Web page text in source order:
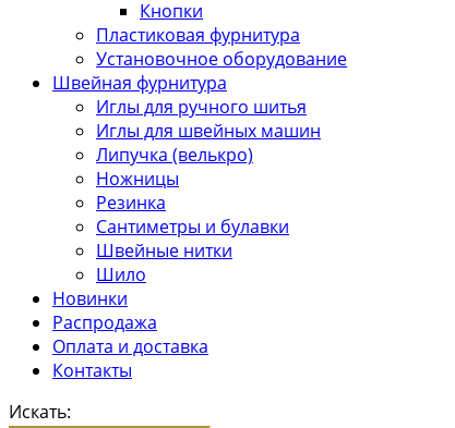
Кнопки
Пластиковая фурнитура
Установочное оборудование
Швейная фурнитура
Иглы для ручного шитья
Иглы для швейных машин
Липучка (велькро)
Ножницы
Резинка
Сантиметры и булавки
Швейные нитки
Шило
Новинки
Распродажа
Оплата и доставка
Контакты
Искать: